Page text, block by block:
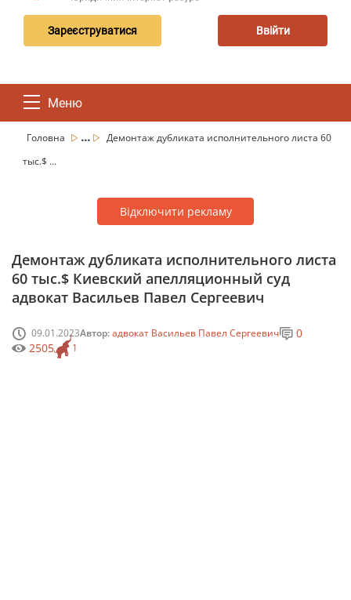
Зареєструватися Ввійти
Меню
Головна ...
Демонтаж дубликата исполнительного листа 60
тыс.$ ...
Відключити рекламу
Демонтаж дубликата исполнительного листа
60 тыс.$ Киевский апелляционный суд
адвокат Васильев Павел Сергеевич
09.01.2023Автор:адвокат Васильев Павел Сергеевич
1
0
2505